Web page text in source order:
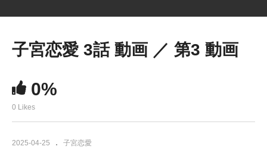
子宮恋愛 3話 動画 ／ 第3 動画
0%
0 Likes
2025-04-25 子宮恋愛